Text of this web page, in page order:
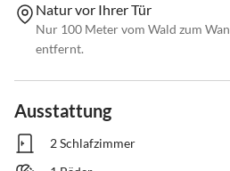
Natur vor Ihrer Tür
Nur 100 Meter vom Wald zum
entfernt.
Ausstattung
2 Schlafzimmer